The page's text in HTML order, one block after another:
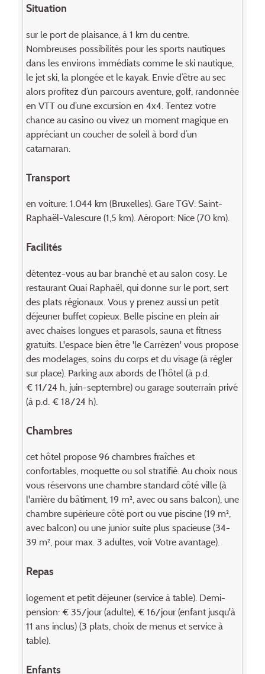
Situation
sur le port de plaisance, à 1 km du centre.
Nombreuses possibilités pour les sports nautiques
dans les environs immédiats comme le ski nautique,
le jet ski, la plongée et le kayak. Envie d’être au sec
alors profitez d’un parcours aventure, golf, randonnée
en VTT ou d’une excursion en 4x4. Tentez votre
chance au casino ou vivez un moment magique en
appréciant un coucher de soleil à bord d’un
catamaran.
Transport
en voiture: 1.044 km (Bruxelles). Gare TGV: Saint-
Raphaël-Valescure (1,5 km). Aéroport: Nice (70 km).
Facilités
détentez-vous au bar branché et au salon cosy. Le
restaurant Quai Raphaël, qui donne sur le port, sert
des plats régionaux. Vous y prenez aussi un petit
déjeuner buffet copieux. Belle piscine en plein air
avec chaises longues et parasols, sauna et fitness
gratuits. L'espace bien être 'le Carrézen' vous propose
des modelages, soins du corps et du visage (à régler
sur place). Parking aux abords de l’hôtel (à p.d.
€ 11/24 h, juin-septembre) ou garage souterrain privé
(à p.d. € 18/24 h).
Chambres
cet hôtel propose 96 chambres fraîches et
confortables, moquet­te ou sol stratifié. Au choix nous
vous réservons une chambre standard côté ville (à
l'arrière du bâtiment, 19 m², avec ou sans balcon), une
chambre supérieure côté port ou vue piscine (19 m²,
avec balcon) ou une junior suite plus spacieuse (34-
39 m², pour max. 3 adultes, voir Votre avantage).
Repas
logement et petit déjeuner (service à table). Demi-
pension: € 35/jour (adulte), € 16/jour (enfant jusqu'à
11 ans inclus) (3 plats, choix de menus et service à
table).
Enfants